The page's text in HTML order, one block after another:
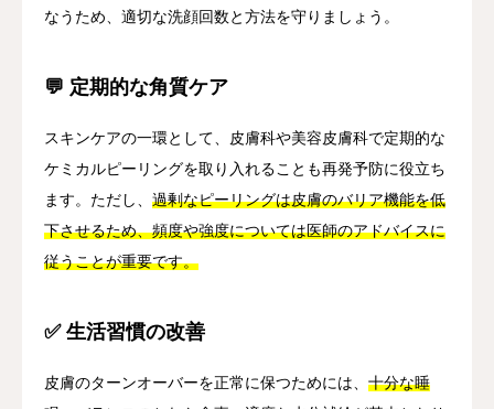
なうため、適切な洗顔回数と方法を守りましょう。
💬 定期的な角質ケア
スキンケアの一環として、皮膚科や美容皮膚科で定期的な
ケミカルピーリングを取り入れることも再発予防に役立ち
ます。ただし、 過剰なピーリングは皮膚のバリア機能を低
下させるため、頻度や強度については医師のアドバイスに
従うことが重要です。
✅ 生活習慣の改善
皮膚のターンオーバーを正常に保つためには、 十分な睡